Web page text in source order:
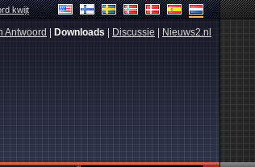
kwijt
Antwoord Downloads Discussie Nieuws2.nl